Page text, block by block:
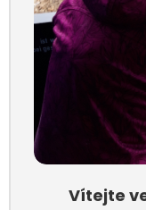
Vítejte